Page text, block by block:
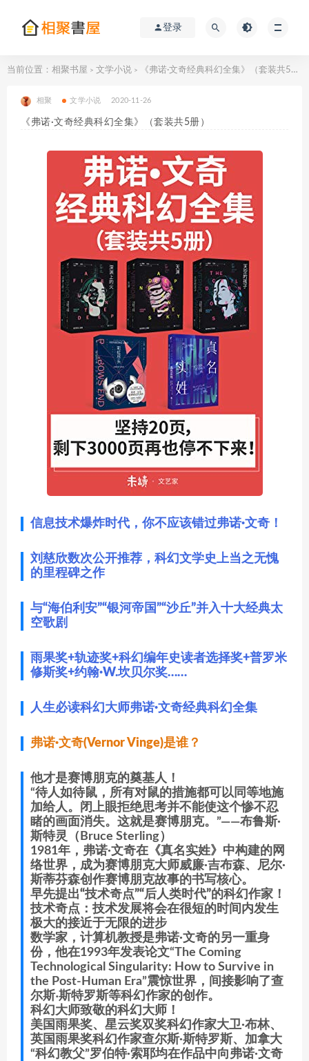
登录
当前位置： 相聚书屋 > 文学小说 > 《弗诺·文奇经典科幻全集》（套装共5册）
相聚 文学小说 2020-11-26
《弗诺·文奇经典科幻全集》（套装共5册）
信息技术爆炸时代，你不应该错过弗诺·文奇！
刘慈欣数次公开推荐，科幻文学史上当之无愧
的里程碑之作
与“海伯利安”“银河帝国”“沙丘”并入十大经典太
空歌剧
雨果奖+轨迹奖+科幻编年史读者选择奖+普罗米
修斯奖+约翰·W.坎贝尔奖……
人生必读科幻大师弗诺·文奇经典科幻全集
弗诺·文奇(Vernor Vinge)是谁？
他才是赛博朋克的奠基人！
“待人如待鼠，所有对鼠的措施都可以同等地施
加给人。闭上眼拒绝思考并不能使这个惨不忍
睹的画面消失。这就是赛博朋克。”——布鲁斯·
斯特灵（Bruce Sterling）
1981年，弗诺·文奇在《真名实姓》中构建的网
络世界，成为赛博朋克大师威廉·吉布森、尼尔·
斯蒂芬森创作赛博朋克故事的书写核心。
早先提出“技术奇点”“后人类时代”的科幻作家！
技术奇点：技术发展将会在很短的时间内发生
极大的接近于无限的进步
数学家，计算机教授是弗诺·文奇的另一重身
份，他在1993年发表论文“The Coming
Technological Singularity: How to Survive in
the Post-Human Era”震惊世界，间接影响了查
尔斯‧斯特罗斯等科幻作家的创作。
科幻大师致敬的科幻大师！
美国雨果奖、星云奖双奖科幻作家大卫·布林、
英国雨果奖科幻作家查尔斯·斯特罗斯、加拿大
“科幻教父”罗伯特·索耶均在作品中向弗诺·文奇